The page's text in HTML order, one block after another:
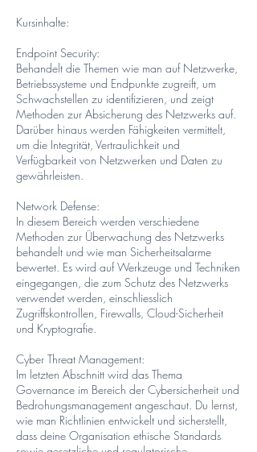
Kursinhalte:
Endpoint Security:
Behandelt die Themen wie man auf Netzwerke,
Betriebssysteme und Endpunkte zugreift, um
Schwachstellen zu identifizieren, und zeigt
Methoden zur Absicherung des Netzwerks auf.
Darüber hinaus werden Fähigkeiten vermittelt,
um die Integrität, Vertraulichkeit und
Verfügbarkeit von Netzwerken und Daten zu
gewährleisten.
Network Defense:
In diesem Bereich werden verschiedene
Methoden zur Überwachung des Netzwerks
behandelt und wie man Sicherheitsalarme
bewertet. Es wird auf Werkzeuge und Techniken
eingegangen, die zum Schutz des Netzwerks
verwendet werden, einschliesslich
Zugriffskontrollen, Firewalls, Cloud-Sicherheit
und Kryptografie.
Cyber Threat Management:
Im letzten Abschnitt wird das Thema
Governance im Bereich der Cybersicherheit und
Bedrohungsmanagement angeschaut. Du lernst,
wie man Richtlinien entwickelt und sicherstellt,
dass deine Organisation ethische Standards